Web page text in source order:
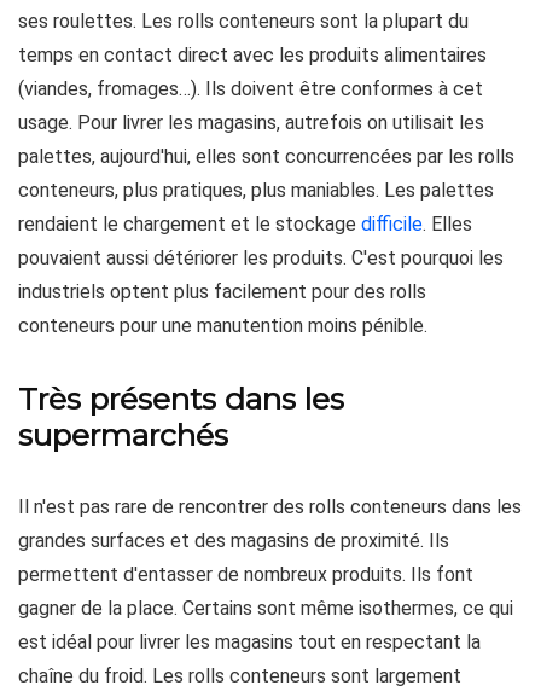
ses roulettes. Les rolls conteneurs sont la plupart du
temps en contact direct avec les produits alimentaires
(viandes, fromages…). Ils doivent être conformes à cet
usage. Pour livrer les magasins, autrefois on utilisait les
palettes, aujourd'hui, elles sont concurrencées par les rolls
conteneurs, plus pratiques, plus maniables. Les palettes
rendaient le chargement et le stockage difficile. Elles
pouvaient aussi détériorer les produits. C'est pourquoi les
industriels optent plus facilement pour des rolls
conteneurs pour une manutention moins pénible.
Très présents dans les
supermarchés
Il n'est pas rare de rencontrer des rolls conteneurs dans les
grandes surfaces et des magasins de proximité. Ils
permettent d'entasser de nombreux produits. Ils font
gagner de la place. Certains sont même isothermes, ce qui
est idéal pour livrer les magasins tout en respectant la
chaîne du froid. Les rolls conteneurs sont largement